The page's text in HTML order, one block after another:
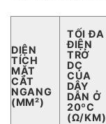
DIỆN
TÍCH
MẶT
CẮT
NGANG
(MM²)
TỐI ĐA
ĐIỆN
TRỞ
DC
CỦA
DÂY
DẪN Ở
20ºC
(Ω/KM)